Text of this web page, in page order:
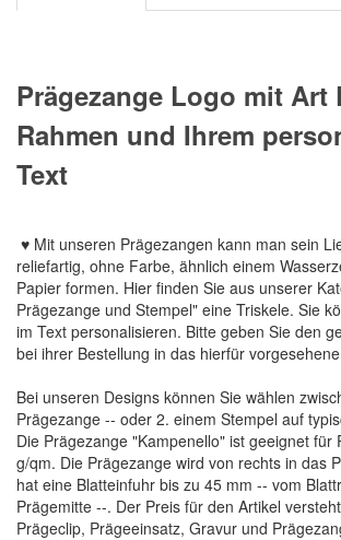
Prägezange Logo mit Art
Rahmen und Ihrem
Text
♥ Mit unseren Prägezangen kann man sein
reliefartig, ohne Farbe, ähnlich einem
Papier formen. Hier finden Sie aus unserer
Prägezange und Stempel" eine Triskele. Sie
im Text personalisieren. Bitte geben Sie den
bei ihrer Bestellung in das hierfür
Bei unseren Designs können Sie wählen
Prägezange -- oder 2. einem Stempel auf
Die Prägezange "Kampenello" ist geeignet für
g/qm. Die Prägezange wird von rechts in das
hat eine Blatteinfuhr bis zu 45 mm -- vom
Prägemitte --. Der Preis für den Artikel
Prägeclip, Prägeeinsatz, Gravur und